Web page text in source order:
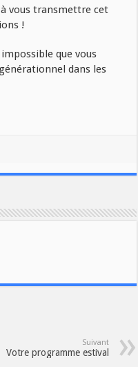
vous transmettre cet
!
que vous
dans les
Suivant
Votre programme estival